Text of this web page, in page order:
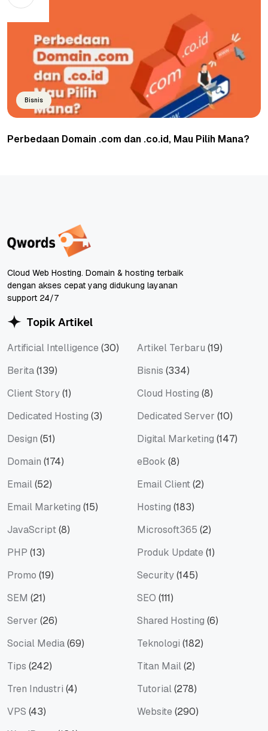
Bisnis
Perbedaan Domain .com dan .co.id, Mau Pilih Mana?
Cloud Web Hosting. Domain & hosting terbaik
dengan akses cepat yang didukung layanan
support 24/7
Topik Artikel
Artificial Intelligence (30) Artikel Terbaru (19)
Berita(139) Bisnis (334)
Client Story(1) Cloud Hosting (8)
Dedicated Hosting (3) Dedicated Server (10)
Design (51) Digital Marketing (147)
Domain (174) eBook (8)
Email(52) Email Client(2)
Email Marketing (15) Hosting (183)
JavaScript(8) Microsoft365 (2)
PHP (13) Produk Update (1)
Promo (19) Security(145)
SEM (21) SEO (111)
Server (26) Shared Hosting (6)
Social Media(69) Teknologi (182)
Tips (242) Titan Mail(2)
Tren Industri (4) Tutorial(278)
VPS (43) Website (290)